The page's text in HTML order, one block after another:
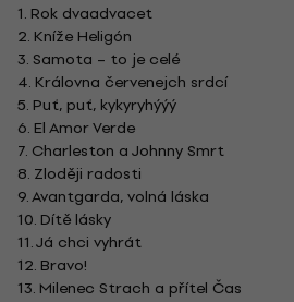
1. Rok dvaadvacet
2. Kníže Heligón
3. Samota – to je celé
4. Královna červenejch srdcí
5. Puť, puť, kykyryhýýý
6. El Amor Verde
7. Charleston a Johnny Smrt
8. Zloději radosti
9. Avantgarda, volná láska
10. Dítě lásky
11. Já chci vyhrát
12. Bravo!
13. Milenec Strach a přítel Čas